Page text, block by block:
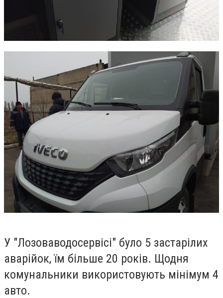
У "Лозоваводосервісі" було 5 застарілих
аварійок, їм більше 20 років. Щодня
комунальники використовують мінімум 4
авто.